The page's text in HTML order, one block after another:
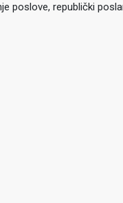
poslove, republički